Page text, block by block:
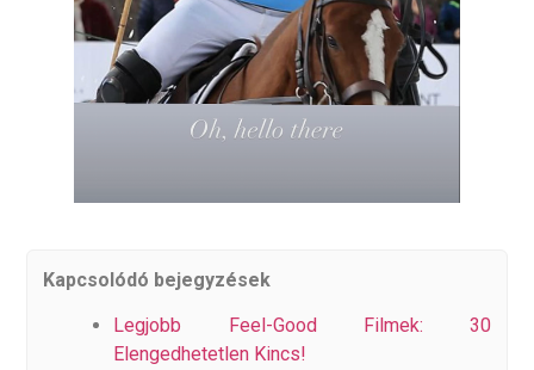
Kapcsolódó bejegyzések
Legjobb Feel-Good Filmek: 30
Elengedhetetlen Kincs!